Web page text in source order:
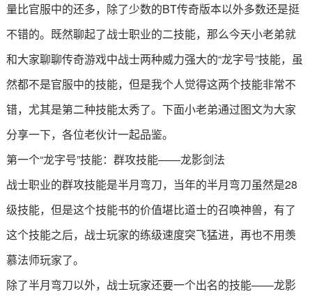
量比官服中的还多，除了少数的BT传奇版本以外多数还是挺
不错的。既然聊起了战士职业的二技能，那么今天小老弟就
和大家聊聊传奇游戏中战士两种威力强大的“龙字号”技能，虽
然都不是官服中的技能，但是我个人觉得这两个技能非常不
错，尤其是第二种技能太秀了。下面小老弟通过图文为大家
分享一下，各位老伙计一起品鉴。
第一个“龙字号”技能：群攻技能——龙影剑法
战士职业的群攻技能是半月弯刀，当年的半月弯刀虽然是28
级技能，但是这个技能书的价值堪比道士的召唤神兽，有了
这个技能之后，战士玩家的练级速度突飞猛进，再也不用羡
慕法师玩家了。
除了半月弯刀以外，战士玩家还要一个出名的技能——龙影